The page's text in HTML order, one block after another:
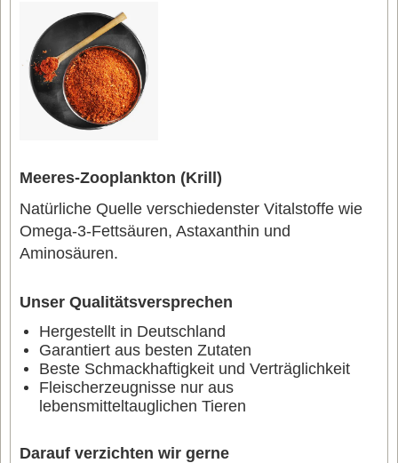
Meeres-Zooplankton (Krill)
Natürliche Quelle verschiedenster Vitalstoffe wie
Omega-3-Fettsäuren, Astaxanthin und
Aminosäuren.
Unser Qualitätsversprechen
Hergestellt in Deutschland
Garantiert aus besten Zutaten
Beste Schmackhaftigkeit und Verträglichkeit
Fleischerzeugnisse nur aus
lebensmitteltauglichen Tieren
Darauf verzichten wir gerne